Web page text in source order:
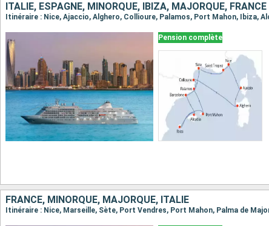
ITALIE, ESPAGNE, MINORQUE, IBIZA, MAJORQUE, FRANCE
Pension complète
FRANCE, MINORQUE, MAJORQUE, ITALIE